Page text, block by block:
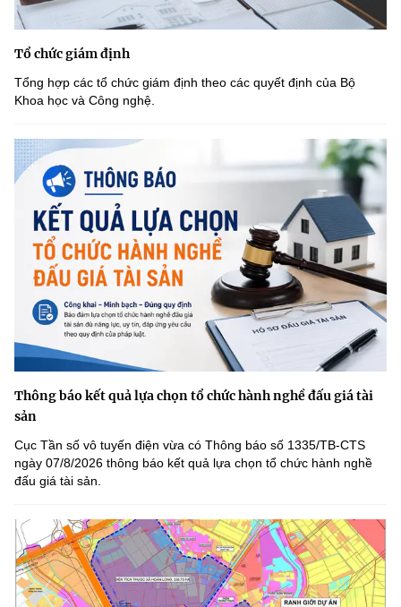
Tổ chức giám định
Tổng hợp các tổ chức giám định theo các quyết định của Bộ
Khoa học và Công nghệ.
Thông báo kết quả lựa chọn tổ chức hành nghề đấu giá tài
sản
Cục Tần số vô tuyến điện vừa có Thông báo số 1335/TB-CTS
ngày 07/8/2026 thông báo kết quả lựa chọn tổ chức hành nghề
đấu giá tài sản.